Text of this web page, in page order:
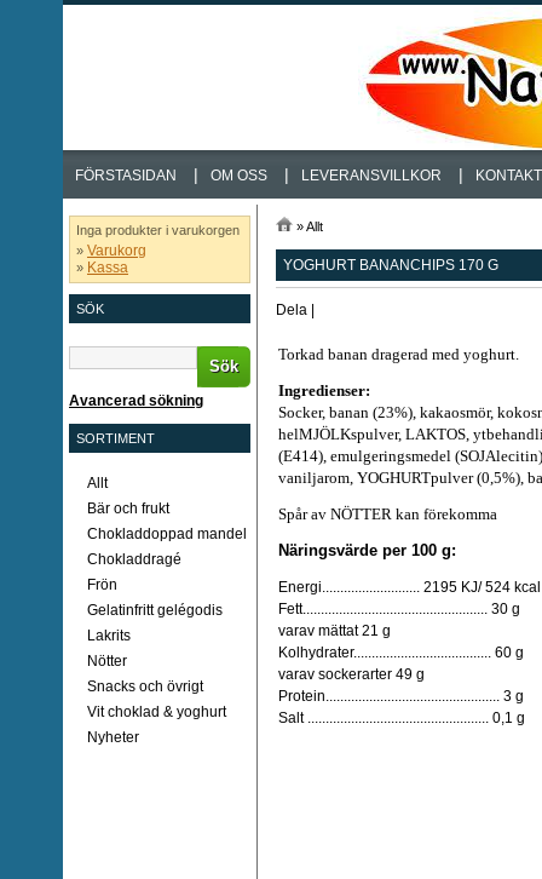
FÖRSTASIDAN | OM OSS | LEVERANSVILLKOR | KONTAKT
Inga produkter i varukorgen
» Varukorg
» Kassa
SÖK
Sök
Avancerad sökning
SORTIMENT
Allt
Bär och frukt
Chokladdoppad mandel
Chokladdragé
Frön
Gelatinfritt gelégodis
Lakrits
Nötter
Snacks och övrigt
Vit choklad & yoghurt
Nyheter
»Allt
YOGHURT BANANCHIPS 170 G
Dela
Torkad banan dragerad med yoghurt.
Ingredienser:
Socker, banan (23%), kakaosmör,
helMJÖLKspulver, LAKTOS,
(E414), emulgeringsmedel
vaniljarom, YOGHURTpulver (0,5%),
Spår av NÖTTER kan förekomma
Näringsvärde per 100 g:
Energi........................... 2195 KJ/ 524 kcal
Fett................................................... 30 g
varav mättat 21 g
Kolhydrater...................................... 60 g
varav sockerarter 49 g
Protein................................................ 3 g
Salt .................................................. 0,1 g